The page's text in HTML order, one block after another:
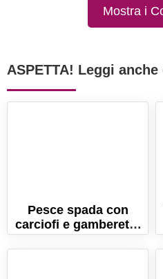
Mostra i
ASPETTA! Leggi anche
Pesce spada con
carciofi e gamberetti:
un secondo piatto
sano ed equilibrato!